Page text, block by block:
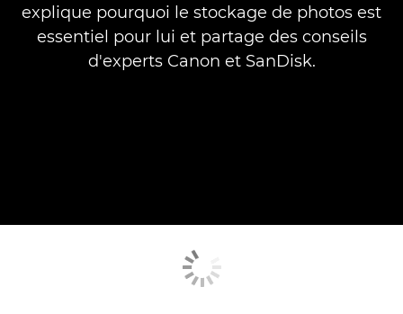
explique pourquoi le stockage de photos est
essentiel pour lui et partage des conseils
d'experts Canon et SanDisk.